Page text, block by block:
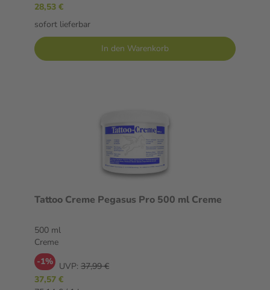
28,53 €
sofort lieferbar
In den Warenkorb
Tattoo Creme Pegasus Pro 500 ml Creme
500 ml
Creme
-1% UVP: 37,99 €
37,57 €